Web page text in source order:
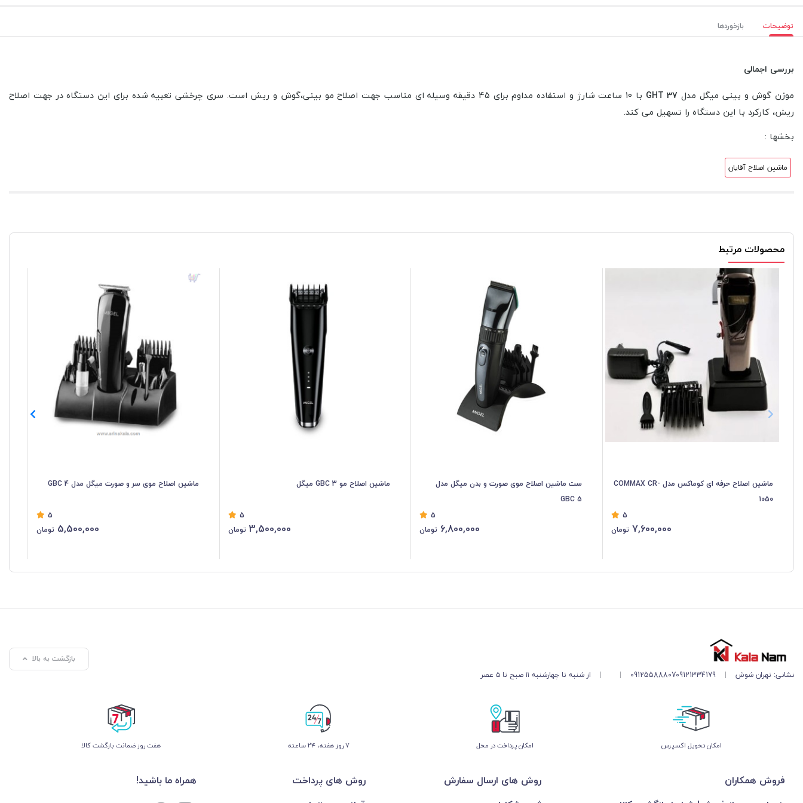
توضیحات بازخوردها
بررسی اجمالی
موزن گوش و بینی میگل مدل GHT 37
با 10 ساعت شارژ و استفاده مداوم برای 45 دقیقه وسیله ای مناسب جهت اصلاح مو بینی،گوش و ریش است. سری چرخشی تعبیه شده برای این دستگاه در جهت اصلاح
ریش، کارکرد با این دستگاه را تسهیل می کند.
بخشها :
ماشین اصلاح آقایان
محصولات مرتبط
ماشین اصلاح حرفه ای کوماکس مدل COMMAX CR-
1050
5
7,600,000 تومان
ست ماشین اصلاح موی صورت و بدن میگل مدل
GBC 5
5
6,800,000 تومان
ماشین اصلاح مو GBC 3 میگل
5
3,500,000 تومان
ماشین اصلاح موی سر و صورت میگل مدل GBC 4
5
5,500,000 تومان
نشانی: تهران شوش |
09121334179
09125588807
|
| از شنبه تا چهارشنبه ۱۱ صبح تا ۵ عصر
بازگشت به بالا
اﻣﮑﺎن ﺗﺤﻮﯾﻞ اﮐﺴﭙﺮس امکان پرداخت در محل ۷ روز ﻫﻔﺘﻪ، ۲۴ ﺳﺎﻋﺘﻪ هفت روز ضمانت بازگشت کالا
فروش همکاران روش های ارسال سفارش
روش های پرداخت
همراه ما باشید!